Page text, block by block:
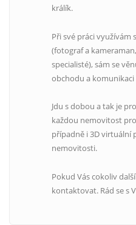
králík.
Při své práci využívám
(fotograf a
specialisté), sám se
obchodu a komunikaci
Jdu s dobou a tak je
každou nemovitost
případně i 3D virtuální
nemovitosti.
Pokud Vás cokoliv
kontaktovat. Rád se s